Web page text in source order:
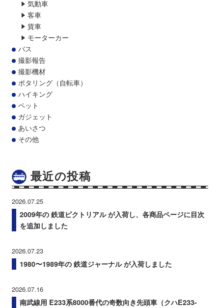
気動車
客車
貨車
モーターカー
バス
撮影報告
撮影機材
ポタリング（自転車）
ハイキング
ペット
ガジェット
あいさつ
その他
最近の投稿
2026.07.25
2009年の 鉄道ピクトリアル が入荷し、各商品ページに目次
を追加しました
2026.07.23
1980〜1989年の 鉄道ジャーナル が入荷しました
2026.07.16
南武線用 E233系8000番代の奇数向き先頭車（クハE233-